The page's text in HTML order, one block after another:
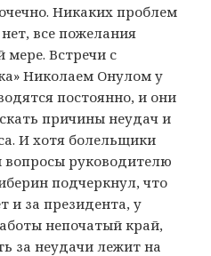
Никаких проблем
все пожелания
Встречи с
Николаем Онулом у
постоянно, и они
причины неудач и
И хотя болельщики
вопросы руководителю
подчеркнул, что
и за президента, у
непочатый край,
за неудачи лежит на